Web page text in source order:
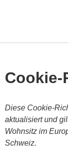
Diese Cookie-
aktualisiert und
Wohnsitz im
Schweiz.